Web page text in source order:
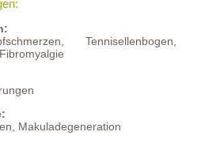
Tennisellenbogen,
Makuladegeneration